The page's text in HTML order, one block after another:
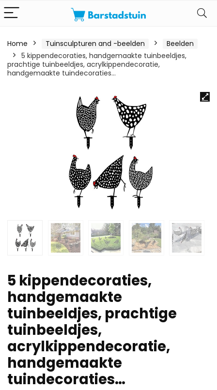
Home Tuinsculpturen and -beelden
Beelden
5 kippendecoraties, handgemaakte tuinbeeldjes,
prachtige tuinbeeldjes, acrylkippendecoratie,
handgemaakte tuindecoraties…
5 kippendecoraties,
handgemaakte
tuinbeeldjes, prachtige
tuinbeeldjes,
acrylkippendecoratie,
handgemaakte
tuindecoraties…